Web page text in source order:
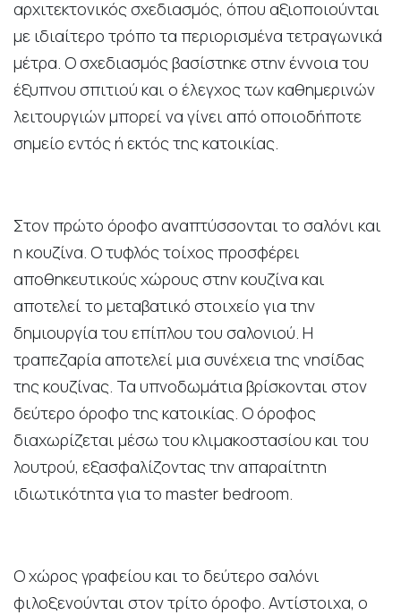
αρχιτεκτονικός σχεδιασμός, όπου αξιοποιούνται
με ιδιαίτερο τρόπο τα περιορισμένα τετραγωνικά
μέτρα. Ο σχεδιασμός βασίστηκε στην έννοια του
έξυπνου σπιτιού και ο έλεγχος των καθημερινών
λειτουργιών μπορεί να γίνει από οποιοδήποτε
σημείο εντός ή εκτός της κατοικίας.
Στον πρώτο όροφο αναπτύσσονται το σαλόνι και
η κουζίνα. Ο τυφλός τοίχος προσφέρει
αποθηκευτικούς χώρους στην κουζίνα και
αποτελεί το μεταβατικό στοιχείο για την
δημιουργία του επίπλου του σαλονιού. Η
τραπεζαρία αποτελεί μια συνέχεια της νησίδας
της κουζίνας. Τα υπνοδωμάτια βρίσκονται στον
δεύτερο όροφο της κατοικίας. Ο όροφος
διαχωρίζεται μέσω του κλιμακοστασίου και του
λουτρού, εξασφαλίζοντας την απαραίτητη
ιδιωτικότητα για το master bedroom.
Ο χώρος γραφείου και το δεύτερο σαλόνι
φιλοξενούνται στον τρίτο όροφο. Αντίστοιχα, ο